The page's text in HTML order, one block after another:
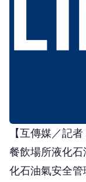
【互傳媒／記
餐飲場所液化
化石油氣安全